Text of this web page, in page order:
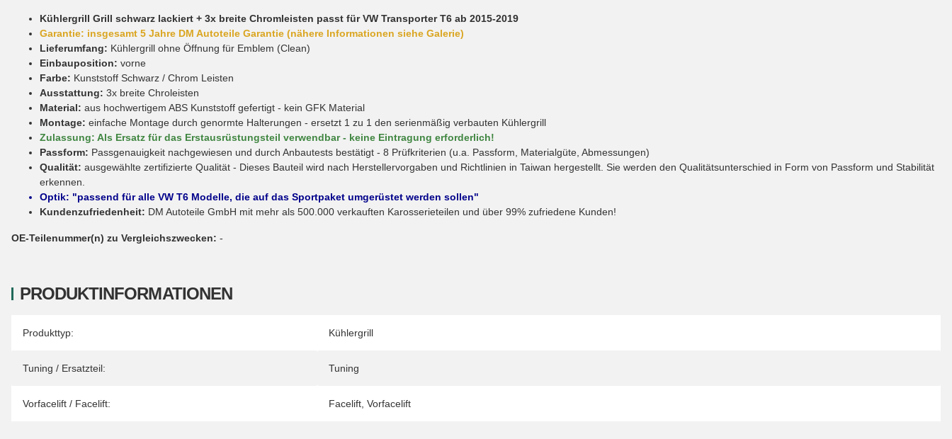
PRODUKTINFORMATIONEN
Produkteigenschaft
Wert
Produkttyp: Kühlergrill
Tuning / Ersatzteil: Tuning
Vorfacelift / Facelift: Facelift Vorfacelift
Kühlergrill Grill schwarz lackiert + 3x breite Chromleisten passt für VW Transporter T6 ab 2015-2019
Garantie: insgesamt 5 Jahre DM Autoteile Garantie (nähere Informationen siehe Galerie)
Lieferumfang: Kühlergrill ohne Öffnung für Emblem (Clean)
Einbauposition: vorne
Farbe: Kunststoff Schwarz / Chrom Leisten
Ausstattung: 3x breite Chroleisten
Material: aus hochwertigem ABS Kunststoff gefertigt - kein GFK Material
Montage: einfache Montage durch genormte Halterungen - ersetzt 1 zu 1 den serienmäßig verbauten Kühlergrill
Zulassung: Als Ersatz für das Erstausrüstungsteil verwendbar - keine Eintragung erforderlich!
Passform: Passgenauigkeit nachgewiesen und durch Anbautests bestätigt - 8 Prüfkriterien (u.a. Passform, Materialgüte, Abmessungen)
Qualität: ausgewählte zertifizierte Qualität - Dieses Bauteil wird nach Herstellervorgaben und Richtlinien in Taiwan hergestellt. Sie werden den Qualitätsunterschied in Form von Passform und Stabilität
erkennen.
Optik: "passend für alle VW T6 Modelle, die auf das Sportpaket umgerüstet werden sollen"
Kundenzufriedenheit: DM Autoteile GmbH mit mehr als 500.000 verkauften Karosserieteilen und über 99% zufriedene Kunden!
OE-Teilenummer(n) zu Vergleichszwecken: -